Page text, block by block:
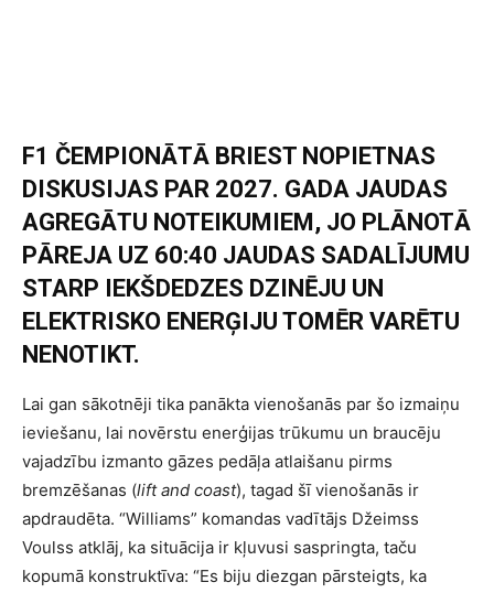
F1 ČEMPIONĀTĀ BRIEST NOPIETNAS
DISKUSIJAS PAR 2027. GADA JAUDAS
AGREGĀTU NOTEIKUMIEM, JO PLĀNOTĀ
PĀREJA UZ 60:40 JAUDAS SADALĪJUMU
STARP IEKŠDEDZES DZINĒJU UN
ELEKTRISKO ENERĢIJU TOMĒR VARĒTU
NENOTIKT.
Lai gan sākotnēji tika panākta vienošanās par šo izmaiņu
ieviešanu, lai novērstu enerģijas trūkumu un braucēju
vajadzību izmanto gāzes pedāļa atlaišanu pirms
bremzēšanas (lift and coast), tagad šī vienošanās ir
apdraudēta. “Williams” komandas vadītājs Džeimss
Voulss atklāj, ka situācija ir kļuvusi saspringta, taču
kopumā konstruktīva: “Es biju diezgan pārsteigts, ka